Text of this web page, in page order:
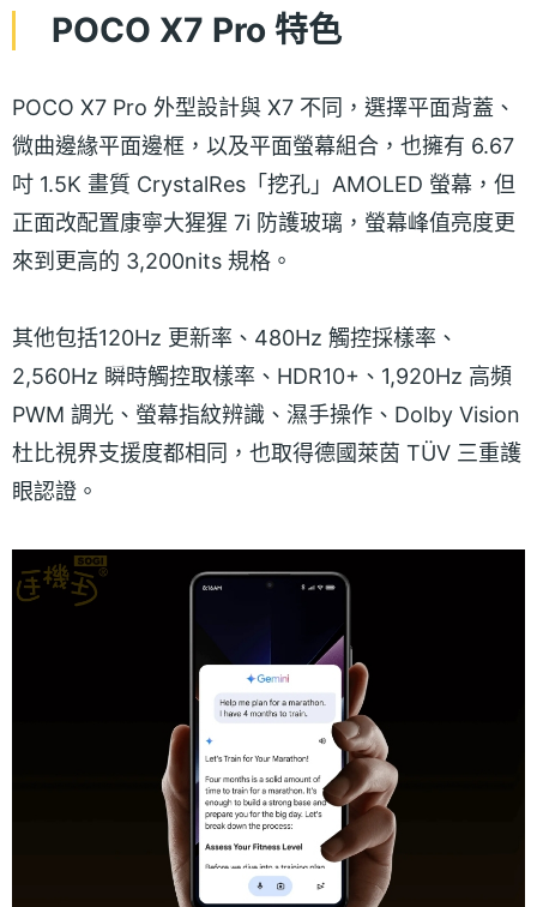
POCO X7 Pro 特色
POCO X7 Pro 外型設計與 X7 不同，選擇平面背蓋、
微曲邊緣平面邊框，以及平面螢幕組合，也擁有 6.67
吋 1.5K 畫質 CrystalRes「挖孔」AMOLED 螢幕，但
正面改配置康寧大猩猩 7i 防護玻璃，螢幕峰值亮度更
來到更高的 3,200nits 規格。
其他包括120Hz 更新率、480Hz 觸控採樣率、
2,560Hz 瞬時觸控取樣率、HDR10+、1,920Hz 高頻
PWM 調光、螢幕指紋辨識、濕手操作、Dolby Vision
杜比視界支援度都相同，也取得德國萊茵 TÜV 三重護
眼認證。